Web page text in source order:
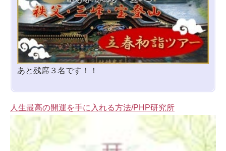
あと残席３名です！！
人生最高の開運を手に入れる方法/PHP研究所